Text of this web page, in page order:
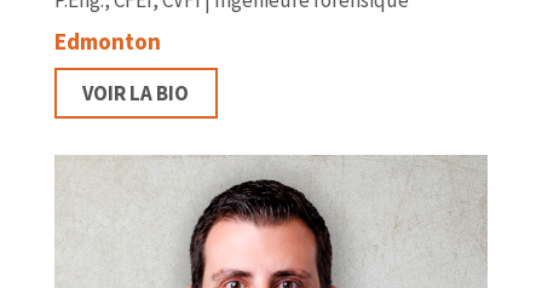
Edmonton
VOIR LA BIO